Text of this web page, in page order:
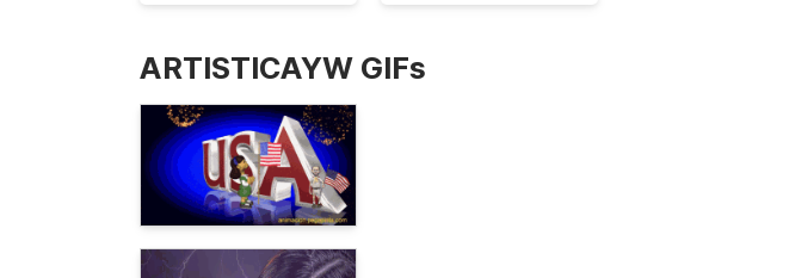
ARTISTICAYW GIFs